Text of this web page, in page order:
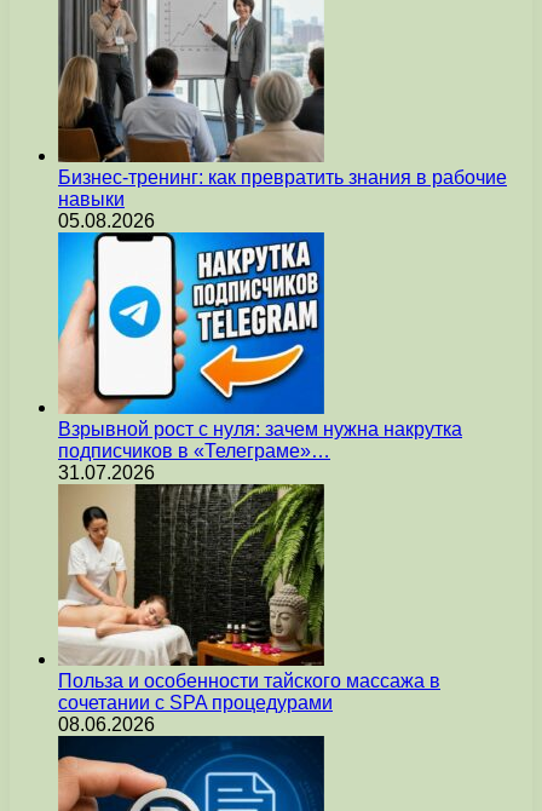
Бизнес-тренинг: как превратить знания в рабочие
навыки
05.08.2026
Взрывной рост с нуля: зачем нужна накрутка
подписчиков в «Телеграме»…
31.07.2026
Польза и особенности тайского массажа в
сочетании с SPA процедурами
08.06.2026